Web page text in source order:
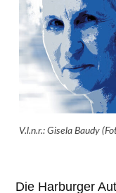
V.l.n.r.: Gisela Baudy
Die Harburger